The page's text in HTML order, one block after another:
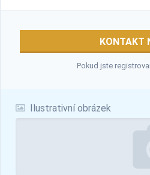
Ilustrativní obrázek
KONTAKT
Pokud jste